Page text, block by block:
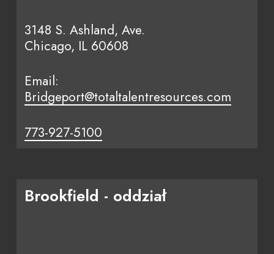
3148 S. Ashland, Ave.
Chicago, IL 60608
Email:
Bridgeport@totaltalentresources.com
773-927-5100
Brookfield - oddział